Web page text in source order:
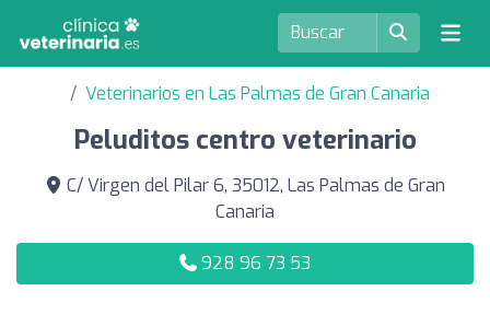
Veterinarios en Las Palmas de Gran Canaria
Peluditos centro veterinario
C/ Virgen del Pilar 6, 35012, Las Palmas de Gran
Canaria
928 96 73 53